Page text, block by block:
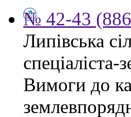
№ 42-43
Липівська
Вимоги до